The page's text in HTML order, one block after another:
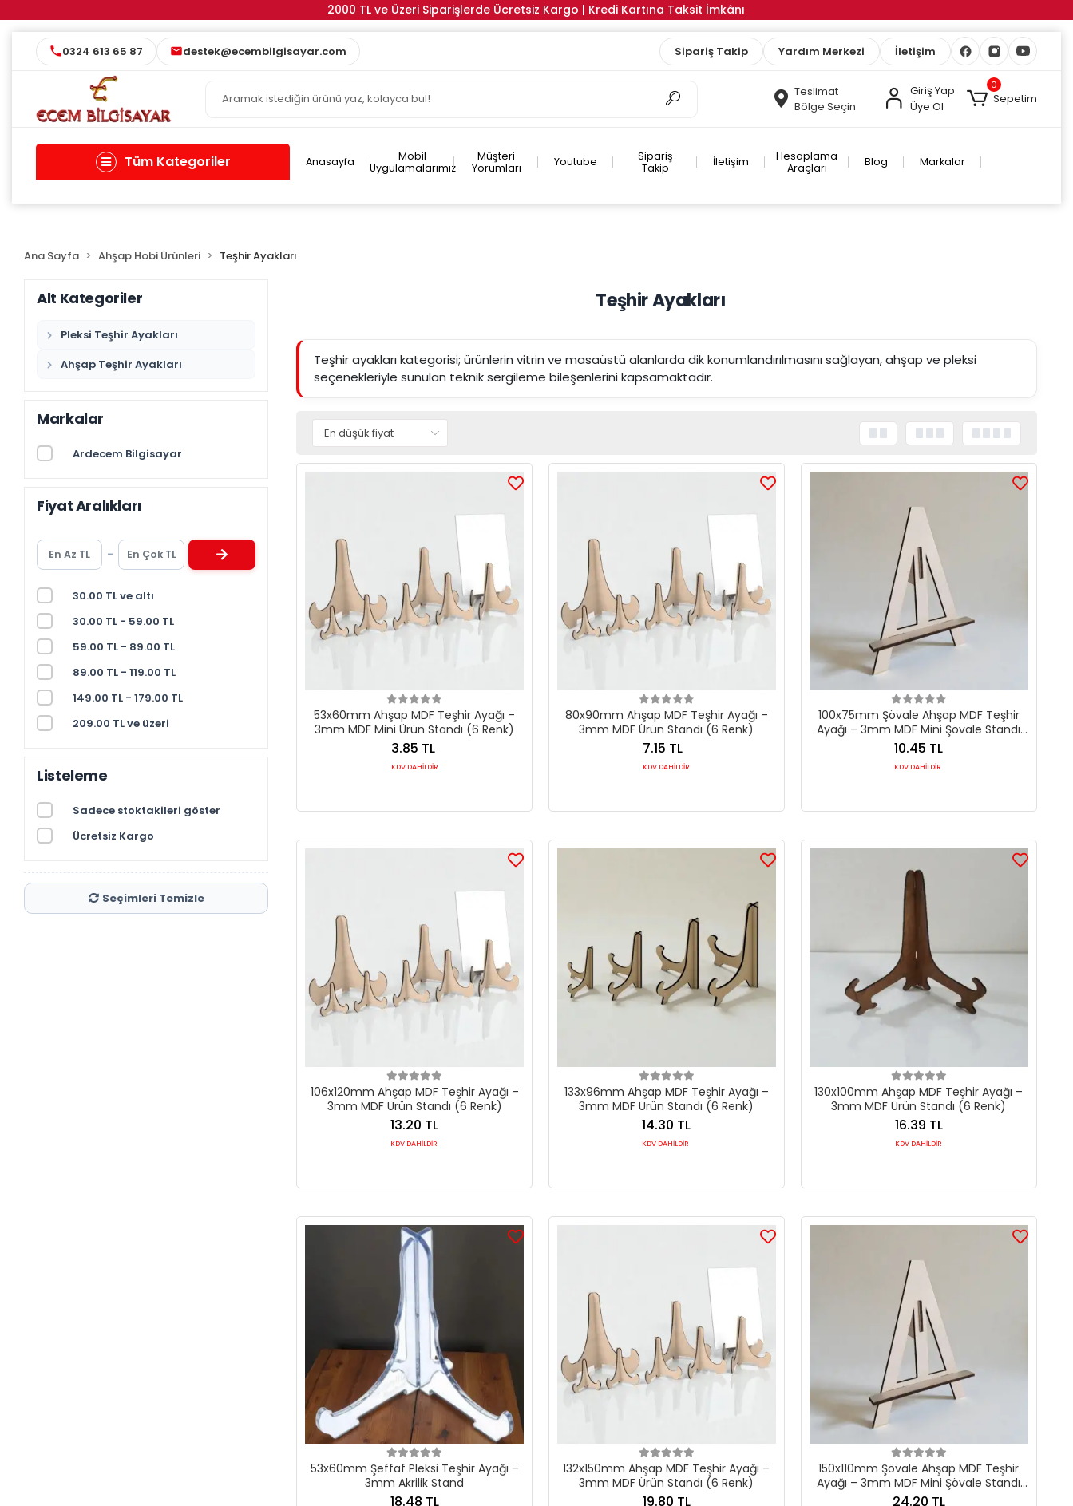
2000 TL ve Üzeri Siparişlerde Ücretsiz Kargo | Kredi Kartına Taksit İmkânı
0324 613 65 87 destek@ecembilgisayar.com Sipariş Takip Yardım Merkezi İletişim
Teslimat
Bölge Seçin
Giriş Yap
Üye Ol
0
Sepetim
Tüm Kategoriler Anasayfa
Mobil
Uygulamalarımız
Müşteri
Yorumları
Youtube
Sipariş
Takip
İletişim
Hesaplama
Araçları
Blog Markalar
Ana Sayfa Ahşap Hobi Ürünleri Teşhir Ayakları
Alt Kategoriler
Pleksi Teşhir Ayakları
Ahşap Teşhir Ayakları
Markalar
Ardecem Bilgisayar
Fiyat Aralıkları
-
30.00 TL ve altı
30.00 TL - 59.00 TL
59.00 TL - 89.00 TL
89.00 TL - 119.00 TL
149.00 TL - 179.00 TL
209.00 TL ve üzeri
Listeleme
Sadece stoktakileri göster
Ücretsiz Kargo
Seçimleri Temizle
Teşhir Ayakları
Teşhir ayakları kategorisi; ürünlerin vitrin ve masaüstü alanlarda dik konumlandırılmasını sağlayan, ahşap ve pleksi
seçenekleriyle sunulan teknik sergileme bileşenlerini kapsamaktadır.
53x60mm Ahşap MDF Teşhir Ayağı –
3mm MDF Mini Ürün Standı (6 Renk)
3.85 TL
KDV DAHİLDİR
80x90mm Ahşap MDF Teşhir Ayağı –
3mm MDF Ürün Standı (6 Renk)
7.15 TL
KDV DAHİLDİR
100x75mm Şövale Ahşap MDF Teşhir
Ayağı – 3mm MDF Mini Şövale Standı
(6 Renk)
10.45 TL
KDV DAHİLDİR
106x120mm Ahşap MDF Teşhir Ayağı –
3mm MDF Ürün Standı (6 Renk)
13.20 TL
KDV DAHİLDİR
133x96mm Ahşap MDF Teşhir Ayağı –
3mm MDF Ürün Standı (6 Renk)
14.30 TL
KDV DAHİLDİR
130x100mm Ahşap MDF Teşhir Ayağı –
3mm MDF Ürün Standı (6 Renk)
16.39 TL
KDV DAHİLDİR
53x60mm Şeffaf Pleksi Teşhir Ayağı –
3mm Akrilik Stand
18.48 TL
132x150mm Ahşap MDF Teşhir Ayağı –
3mm MDF Ürün Standı (6 Renk)
19.80 TL
150x110mm Şövale Ahşap MDF Teşhir
Ayağı – 3mm MDF Mini Şövale Standı
(6 Renk)
24.20 TL